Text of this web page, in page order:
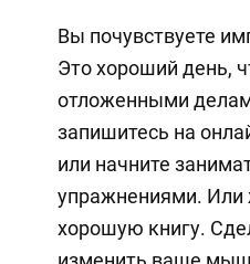
Вы почувствуете
Это хороший день,
отложенными
запишитесь на
или начните
упражнениями. Или
хорошую книгу.